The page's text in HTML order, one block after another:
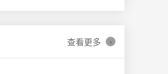
查看更多 ›